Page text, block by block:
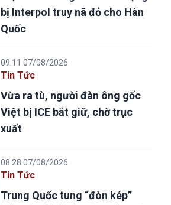
bị Interpol truy nã đỏ cho Hàn
Quốc
09:11 07/08/2026
Tin Tức
Vừa ra tù, người đàn ông gốc
Việt bị ICE bắt giữ, chờ trục
xuất
08:28 07/08/2026
Tin Tức
Trung Quốc tung “đòn kép”